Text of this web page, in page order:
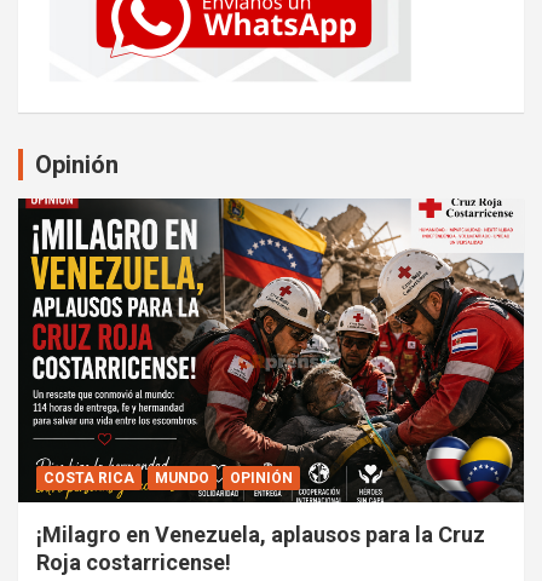
Opinión
COSTA RICA MUNDO OPINIÓN
¡Milagro en Venezuela, aplausos para la Cruz
Roja costarricense!